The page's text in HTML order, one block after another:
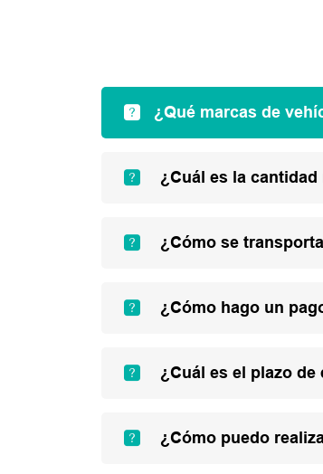
¿Qué marcas de
¿Cuál es la
¿Cómo se
¿Cómo hago un
¿Cuál es el plazo de
¿Cómo puedo